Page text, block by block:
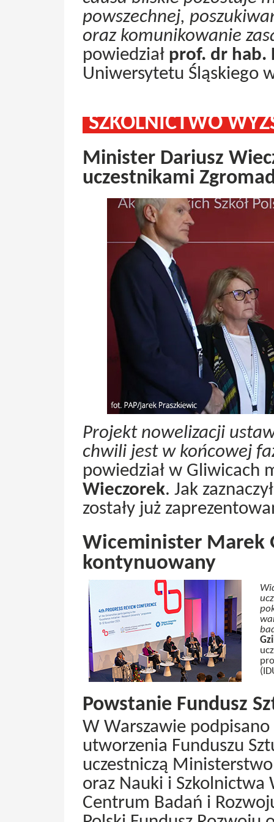
powszechnej,
oraz komunikowanie
powiedział prof. dr hab.
Uniwersytetu Śląskiego
SZKOLNICTWO
Minister Dariusz
uczestnikami
Projekt nowelizacji
chwili jest w końcowej
powiedział w Gliwicach
Wieczorek. Jak
zostały już
Wiceminister Marek
kontynuowany
Powstanie Fundusz
W Warszawie
utworzenia Funduszu
uczestniczą
oraz Nauki i Szkolnictwa
Centrum Badań i